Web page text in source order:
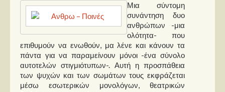
Μια σύντομη
συνάντηση δυο
ανθρώπων -μια
ολότητα- που
επιθυμούν να ενωθούν, μα λένε και κάνουν τα
πάντα για να παραμείνουν μόνοι -ένα σύνολο
αυτοτελών στιγμιότυπων-. Αυτή η προσπάθεια
των ψυχών και των σωμάτων τους εκφράζεται
μέσω εσωτερικών μονολόγων, θεατρικών